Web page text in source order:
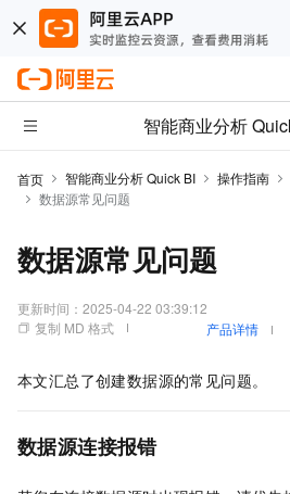
智能商业分析
首页 智能商业分析 Quick BI 操作指南
数据源常见问题
数据源常见问题
更新时间： 2025-04-22 03:39:12
复制 MD 格式
产品详情
本文汇总了创建数据源的常见问题。
数据源连接报错